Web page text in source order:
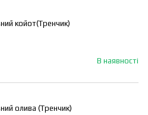
койот(Тренчик)
В наявності
олива (Тренчик)